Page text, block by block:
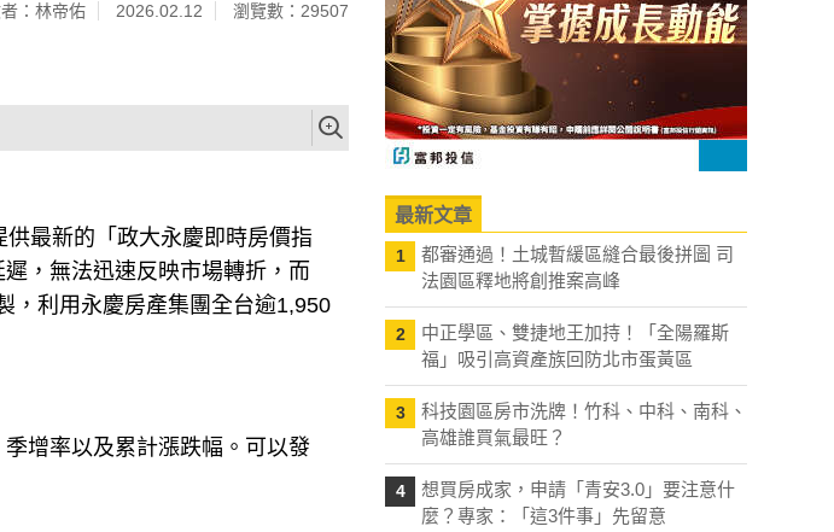
：林帝佑 2026.02.12 瀏覽數：29507
最新的「政大永慶即時房價指
，無法迅速反映市場轉折，而
，利用永慶房產集團全台逾1,950
增率以及累計漲跌幅。可以發
最新文章
1
都審通過！土城暫緩區縫合最後拼圖 司
法園區釋地將創推案高峰
2
中正學區、雙捷地王加持！「全陽羅斯
福」吸引高資產族回防北市蛋黃區
3
科技園區房市洗牌！竹科、中科、南科、
高雄誰買氣最旺？
4
想買房成家，申請「青安3.0」要注意什
麼？專家：「這3件事」先留意